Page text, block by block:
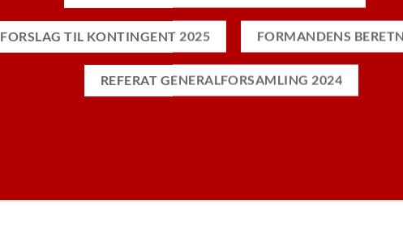
FORSLAG TIL KONTINGENT 2025 FORMANDENS
REFERAT GENERALFORSAMLING 2024